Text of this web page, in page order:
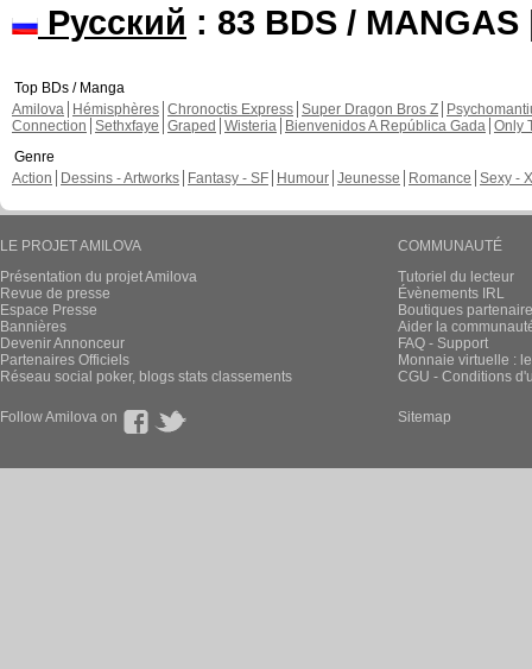
Русский : 83 BDS / MANGAS
Top BDs / Manga
Amilova
Hémisphères Chronoctis Express Super Dragon Bros Z
Connection Sethxfaye Graped Wisteria Bienvenidos A República Gada Only
Genre
Action
Dessins - Artworks Fantasy - SF Humour Jeunesse Romance Sexy -
LE PROJET AMILOVA
Présentation du projet Amilova
Revue de presse
Espace Presse
Bannières
Devenir Annonceur
Partenaires Officiels
Réseau social poker, blogs stats classements
COMMUNAUTÉ
Tutoriel du lecteur
Évènements IRL
Boutiques
Aider la
FAQ - Support
Monnaie virtuelle :
CGU - Conditions
Follow Amilova on Sitemap